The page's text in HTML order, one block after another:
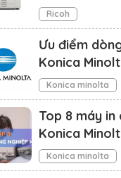
Ricoh
Ưu điểm
Konica
Konica minolta
Top 8 máy
Konica
Konica minolta